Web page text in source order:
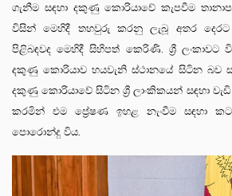
ගැනීම සඳහා දකුණු කොරියාවේ කැපවීම
විසින් මෙහිදී තහවුරු කරනු ලැබූ අතර දෙරට
පිළිබඳවද මෙහිදී සිහිපත් කෙරිණි. ශ්‍රී ලංකාවට
දකුණු කොරියාව හයවැනි ස්ථානයේ සිටින බව
දකුණු කොරියාවේ සිටින ශ්‍රී ලාංකිකයන් සඳහා වැඩි
කරමින් එම ප්‍රේෂණ ඉහළ නැංවීම සඳහා
පොරොන්දු විය.